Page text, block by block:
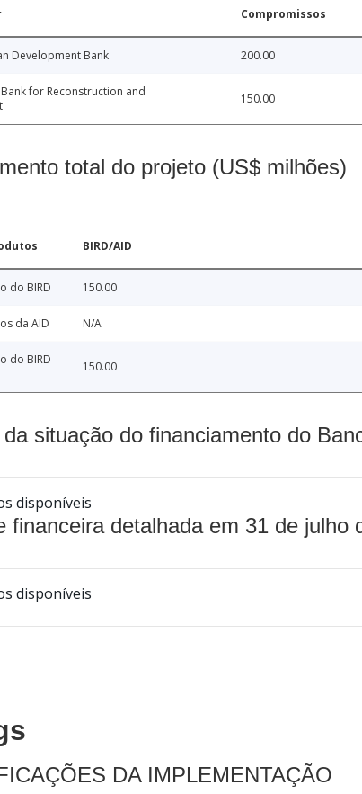
Compromissos
Development Bank 200.00
for Reconstruction and
150.00
total do projeto (US$ milhões)
BIRD/AID
do BIRD 150.00
da AID N/A
do BIRD
150.00
situação do financiamento do
disponíveis
financeira detalhada em 31 de julho
disponíveis
DA IMPLEMENTAÇÃO